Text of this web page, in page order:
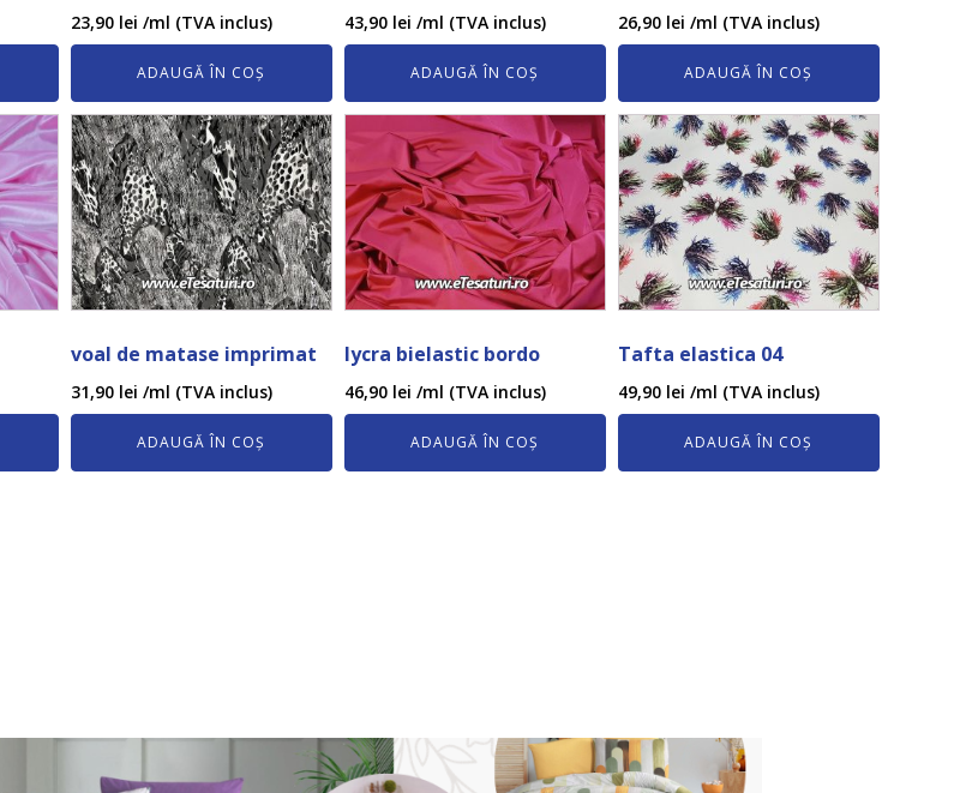
23,90 lei /ml (TVA inclus)
ADAUGĂ ÎN COȘ
43,90 lei /ml (TVA inclus)
ADAUGĂ ÎN COȘ
26,90 lei /ml (TVA inclus)
ADAUGĂ ÎN COȘ
voal de matase imprimat
31,90 lei /ml (TVA inclus)
ADAUGĂ ÎN COȘ
lycra bielastic bordo
46,90 lei /ml (TVA inclus)
ADAUGĂ ÎN COȘ
Tafta elastica 04
49,90 lei /ml (TVA inclus)
ADAUGĂ ÎN COȘ